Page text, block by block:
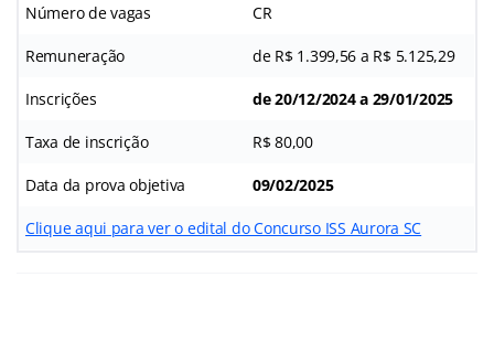
Número de vagas CR
Remuneração de R$ 1.399,56 a R$ 5.125,29
Inscrições de 20/12/2024 a 29/01/2025
Taxa de inscrição R$ 80,00
Data da prova objetiva 09/02/2025
Clique aqui para ver o edital do Concurso ISS Aurora SC